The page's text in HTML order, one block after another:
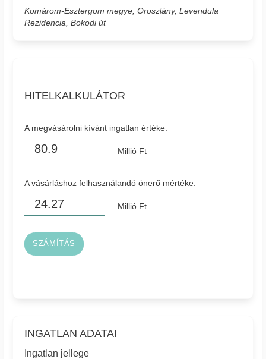
Komárom-Esztergom megye, Oroszlány, Levendula
Rezidencia, Bokodi út
HITELKALKULÁTOR
A megvásárolni kívánt ingatlan értéke:
Millió Ft
A vásárláshoz felhasználandó önerő mértéke:
Millió Ft
SZÁMÍTÁS
INGATLAN ADATAI
Ingatlan jellege